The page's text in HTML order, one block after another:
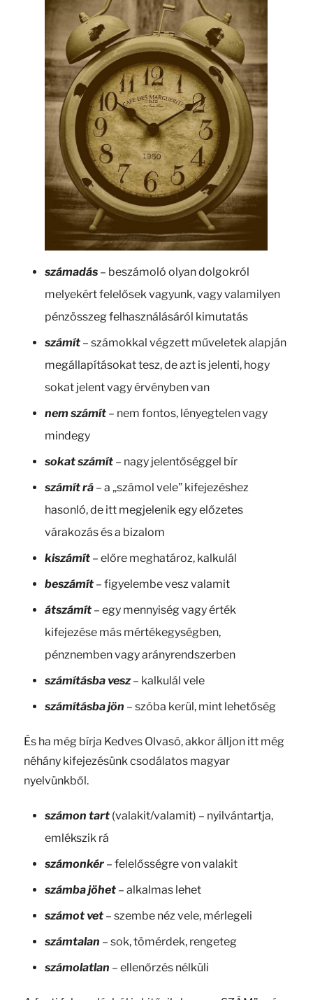
számadás– beszámoló olyan dolgokról
melyekért felelősek vagyunk, vagy valamilyen
pénzösszeg felhasználásáról kimutatás
számít– számokkal végzett műveletek alapján
megállapításokat tesz, de azt is jelenti, hogy
sokat jelent vagy érvényben van
nem számít– nem fontos, lényegtelen vagy
mindegy
sokat számít – nagy jelentőséggel bír
számít rá– a „számol vele” kifejezéshez
hasonló, de itt megjelenik egy előzetes
várakozás és a bizalom
kiszámít – előre meghatároz, kalkulál
beszámít – figyelembe vesz valamit
átszámít – egy mennyiség vagy érték
kifejezése más mértékegységben,
pénznemben vagy arányrendszerben
számításba vesz– kalkulál vele
számításba jön – szóba kerül, mint lehetőség
És ha még bírja Kedves Olvasó, akkor álljon itt még
néhány kifejezésünk csodálatos magyar
nyelvünkből.
számon tart(valakit/valamit) – nyilvántartja,
emlékszik rá
számonkér– felelősségre von valakit
számba jöhet – alkalmas lehet
számot vet – szembe néz vele, mérlegeli
számtalan – sok, tömérdek, rengeteg
számolatlan – ellenőrzés nélküli